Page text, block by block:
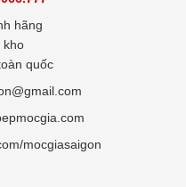
hãng
kho
quốc
mocgiasaigon